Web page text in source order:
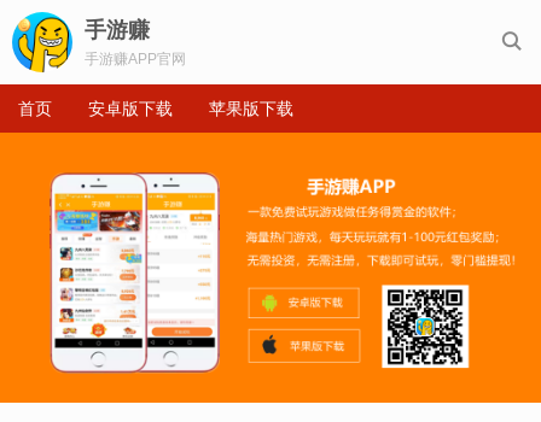

手游赚
手游赚APP官网
首页 安卓版下载 苹果版下载